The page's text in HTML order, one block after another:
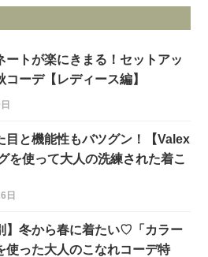
ートが楽にきまる！セットアッ
コーデ【レディース編】
目と機能性もバツグン！【Valex
を使って大人の洗練された着こ
日
】冬から春に着たい♡「カラー
使った大人のこなれコーデ特